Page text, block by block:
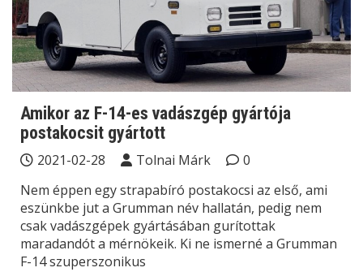
Amikor az F-14-es vadászgép gyártója
postakocsit gyártott
2021-02-28 Tolnai Márk
0
Nem éppen egy strapabíró postakocsi az első, ami
eszünkbe jut a Grumman név hallatán, pedig nem
csak vadászgépek gyártásában gurítottak
maradandót a mérnökeik. Ki ne ismerné a Grumman
F-14 szuperszonikus